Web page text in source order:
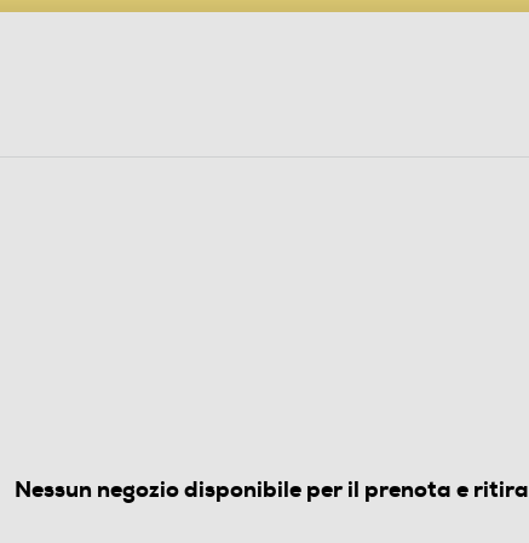
Nessun negozio disponibile per il prenota e ritira